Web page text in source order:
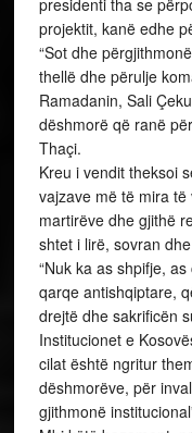
dëshmorëve, për
gjithmonë
Mbi këtë bazament,
rrugën dhe vizionin
bëhet pjesë e
KRYEMINISTRI
DHE TRASHËGIMI
Kryeministri i
homazhe te varrezat
pjesë në tubimin
me luftë të kufirit
manifestimit
Me këtë rast
kufirit mes Kosovës
shënon njërën prej